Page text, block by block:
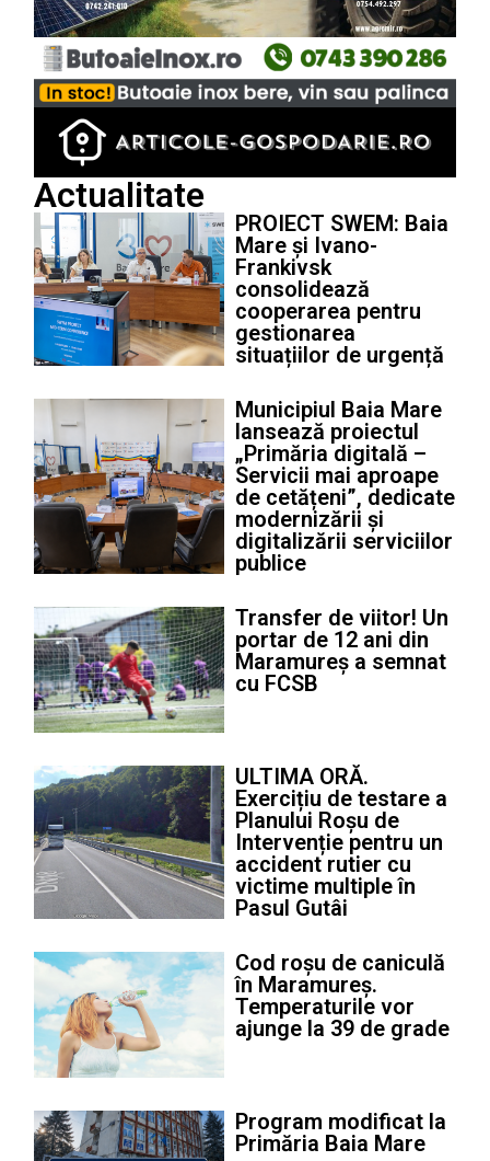
Actualitate
PROIECT SWEM: Baia
Mare și Ivano-
Frankivsk
consolidează
cooperarea pentru
gestionarea
situațiilor de urgență
Municipiul Baia Mare
lansează proiectul
„Primăria digitală –
Servicii mai aproape
de cetățeni”, dedicate
modernizării și
digitalizării serviciilor
publice
Transfer de viitor! Un
portar de 12 ani din
Maramureș a semnat
cu FCSB
ULTIMA ORĂ.
Exercițiu de testare a
Planului Roșu de
Intervenție pentru un
accident rutier cu
victime multiple în
Pasul Gutâi
Cod roșu de caniculă
în Maramureș.
Temperaturile vor
ajunge la 39 de grade
Program modificat la
Primăria Baia Mare